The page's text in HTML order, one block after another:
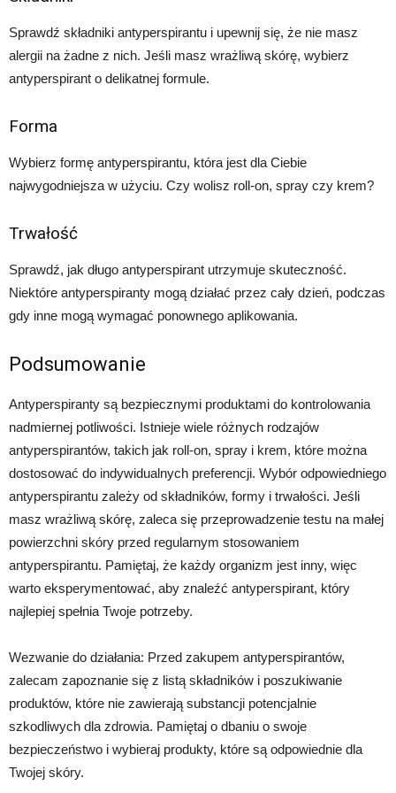
Sprawdź składniki antyperspirantu i upewnij się, że nie masz
alergii na żadne z nich. Jeśli masz wrażliwą skórę, wybierz
antyperspirant o delikatnej formule.
Forma
Wybierz formę antyperspirantu, która jest dla Ciebie
najwygodniejsza w użyciu. Czy wolisz roll-on, spray czy krem?
Trwałość
Sprawdź, jak długo antyperspirant utrzymuje skuteczność.
Niektóre antyperspiranty mogą działać przez cały dzień, podczas
gdy inne mogą wymagać ponownego aplikowania.
Podsumowanie
Antyperspiranty są bezpiecznymi produktami do kontrolowania
nadmiernej potliwości. Istnieje wiele różnych rodzajów
antyperspirantów, takich jak roll-on, spray i krem, które można
dostosować do indywidualnych preferencji. Wybór odpowiedniego
antyperspirantu zależy od składników, formy i trwałości. Jeśli
masz wrażliwą skórę, zaleca się przeprowadzenie testu na małej
powierzchni skóry przed regularnym stosowaniem
antyperspirantu. Pamiętaj, że każdy organizm jest inny, więc
warto eksperymentować, aby znaleźć antyperspirant, który
najlepiej spełnia Twoje potrzeby.
Wezwanie do działania: Przed zakupem antyperspirantów,
zalecam zapoznanie się z listą składników i poszukiwanie
produktów, które nie zawierają substancji potencjalnie
szkodliwych dla zdrowia. Pamiętaj o dbaniu o swoje
bezpieczeństwo i wybieraj produkty, które są odpowiednie dla
Twojej skóry.